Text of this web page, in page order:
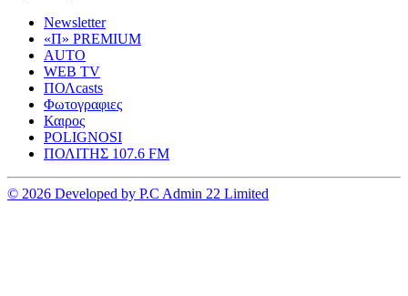
Newsletter
«Π» PREMIUM
AUTO
WEB TV
ΠΟΛcasts
Φωτογραφιες
Καιρος
POLIGNOSI
ΠΟΛΙΤΗΣ 107.6 FM
© 2026 Developed by P.C Admin 22 Limited